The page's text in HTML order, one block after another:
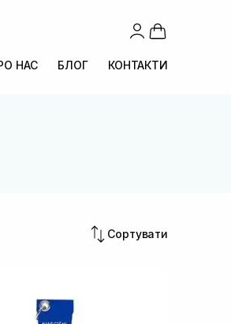
НАС БЛОГ КОНТАКТИ
Сортувати